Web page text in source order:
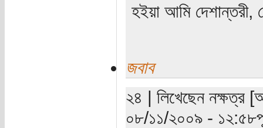
হইয়া আমি দেশান্তরী,
জবাব
২৪ | লিখেছেন নক্ষত্র
০৮/১১/২০০৯ -